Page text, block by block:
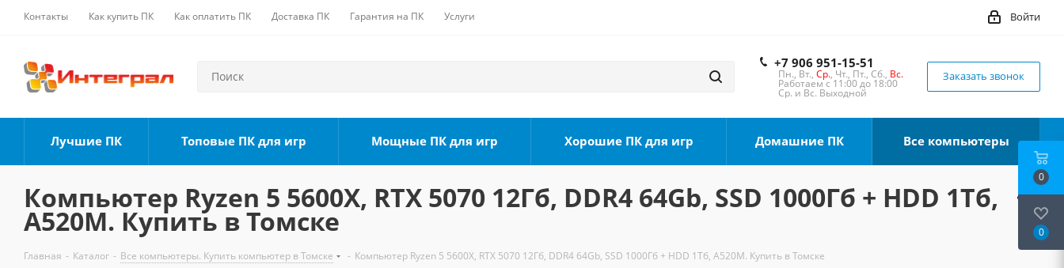
Контакты Как купить ПК Как оплатить ПК Доставка ПК Гарантия на ПК Услуги Войти
+7 906 951-15-51
Пн., Вт., Ср., Чт., Пт., Сб., Вс.
Работаем с 11:00 до 18:00
Ср. и Вс. Выходной
Заказать звонок
Лучшие ПК Топовые ПК для игр Мощные ПК для игр Хорошие ПК для игр Домашние ПК Все компьютеры
Компьютер Ryzen 5 5600X, RTX 5070 12Гб, DDR4 64Gb, SSD 1000Гб + HDD 1Тб,
A520M. Купить в Томске
Главная - Каталог - Все компьютеры. Купить компьютер в Томске - Компьютер Ryzen 5 5600X, RTX 5070 12Гб, DDR4 64Gb, SSD 1000Гб + HDD 1Тб, A520M. Купить в Томске
0
0